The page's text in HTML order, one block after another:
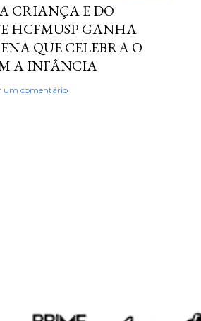
CRIANÇA E DO
HCFMUSP GANHA
QUE CELEBRA O
A INFÂNCIA
um comentário